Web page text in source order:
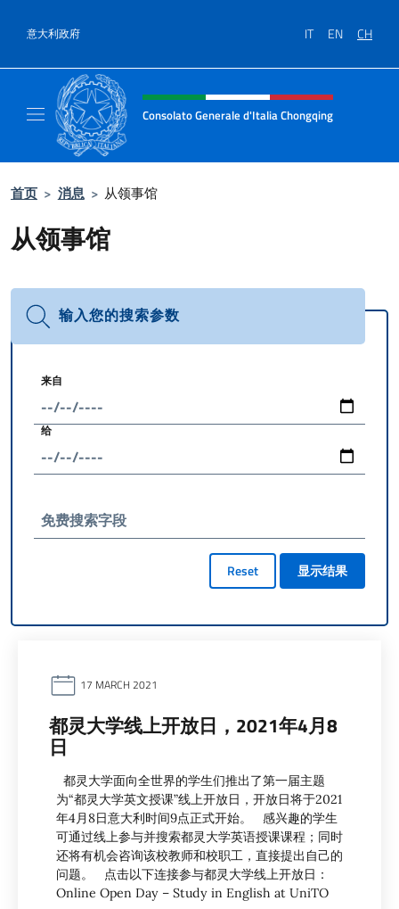
意大利政府 IT EN CH
标题站点、社交和菜单
Consolato Generale d'Italia Chongqing
首页 > 消息 > 从领事馆
从领事馆
输入您的搜索参数
来自
给
免费搜索字段
Reset 显示结果
17 MARCH 2021
都灵大学线上开放日，2021年4月8
日
都灵大学面向全世界的学生们推出了第一届主题
为“都灵大学英文授课”线上开放日，开放日将于2021
年4月8日意大利时间9点正式开始。 感兴趣的学生
可通过线上参与并搜索都灵大学英语授课课程；同时
还将有机会咨询该校教师和校职工，直接提出自己的
问题。 点击以下连接参与都灵大学线上开放日：
Online Open Day – Study in English at UniTO